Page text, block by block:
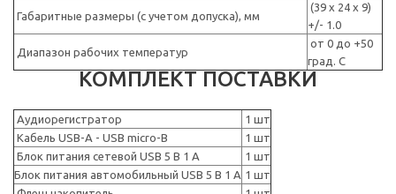
Габаритные размеры (с учетом допуска), мм
(39 х 24 х 9)
+/- 1.0
Диапазон рабочих температур
от 0 до +50
град. С
КОМПЛЕКТ ПОСТАВКИ
Аудиорегистратор
1 шт
Кабель USB-A - USB micro-B
1 шт
Блок питания сетевой USB 5 В 1 А
1 шт
Блок питания автомобильный USB 5 В 1 А 1 шт